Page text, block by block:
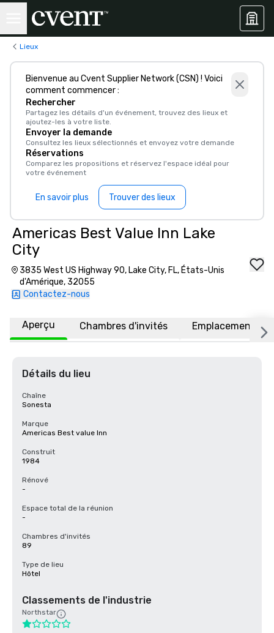
Lieux
Bienvenue au Cvent Supplier Network (CSN) ! Voici
comment commencer :
Rechercher
Partagez les détails d'un événement, trouvez des lieux et
ajoutez-les à votre liste.
Envoyer la demande
Consultez les lieux sélectionnés et envoyez votre demande
Réservations
Comparez les propositions et réservez l'espace idéal pour
votre événement
En savoir plus Trouver des lieux
Americas Best Value Inn Lake
City
3835 West US Highway 90, Lake City, FL, États-Unis
d'Amérique, 32055
Contactez-nous
Aperçu Chambres d'invités Emplacement
Détails du lieu
Chaîne
Sonesta
Marque
Americas Best value Inn
Construit
1984
Rénové
-
Espace total de la réunion
-
Chambres d'invités
89
Type de lieu
Hôtel
Classements de l'industrie
Northstar